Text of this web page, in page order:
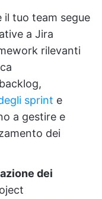
il tuo team segue
a Jira
rilevanti
sprint e
a gestire e
dei
dei